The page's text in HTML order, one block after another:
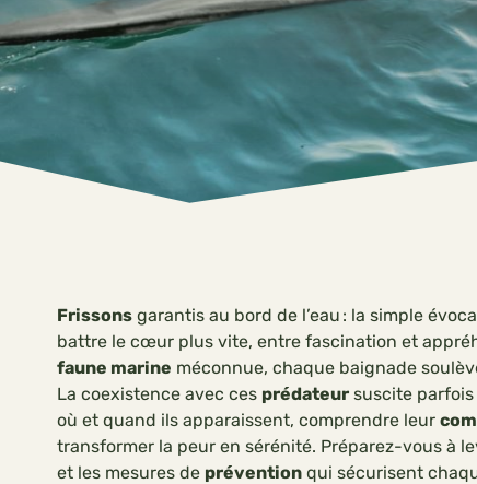
Frissons garantis au bord de l’eau : la simple
battre le cœur plus vite, entre fascination et
faune marine méconnue, chaque baignade
La coexistence avec ces prédateur suscite parfois
où et quand ils apparaissent, comprendre leur
transformer la peur en sérénité. Préparez-vous à
et les mesures de prévention qui sécurisent